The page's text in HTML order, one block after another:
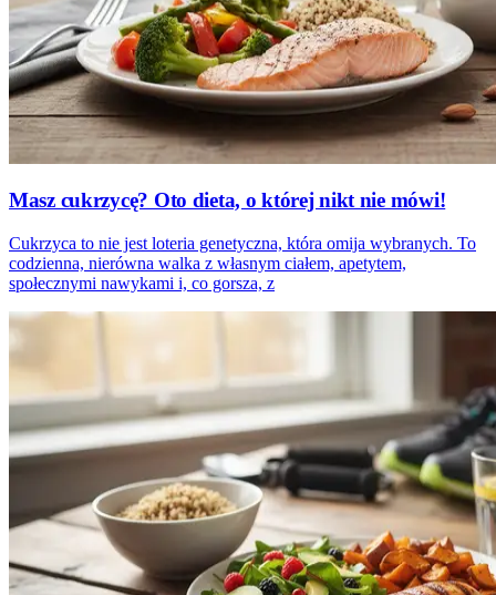
Masz cukrzycę? Oto dieta, o której nikt nie mówi!
Cukrzyca to nie jest loteria genetyczna, która omija wybranych. To
codzienna, nierówna walka z własnym ciałem, apetytem,
społecznymi nawykami i, co gorsza, z